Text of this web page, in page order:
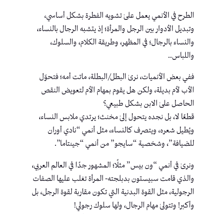
الطرح في الأنمي يعمل علىٰ تشويه الفطرة بشكل أساسي،
وتبديل الأدوار بين الرجل والمرأة؛ إذ يتشبه الرجال بالنساء،
والنساء بالرجال؛ في المظهر، وطريقة الكلام، والسلوك،
واللباس..
ففي بعض الأنميات، نرىٰ البطل/البطلة، ماتت أمه؛ فتحوّل
الأب لأم بديلة، ولكن هل يقوم بمهام الأم لتعويض النقص
الحاصل علىٰ الابن بشكل طبيعي؟
قطعًا لا، بل نجده يتحول إلىٰ مخنث؛ يرتدي ملابس النساء،
ويُطيل شعره، ويتصرف كالنساء، مثل أنمي “نادي أوران
للضيافة”، وشخصية “سايجو” من أنمي “جينتاما”.
ونرىٰ في أنمي “ون بيس” مثلًا؛ المشهور جدًا في العالم العربي،
والذي قامت سبيستون بدبلجته- المرأة تغلب عليها الصفات
الرجولية، مثل القوة البدنية التي تكون مقاربة لقوة الرجل، بل
وأكبر! وتتولىٰ مهام الرجال، ولها سلوك رجولي!